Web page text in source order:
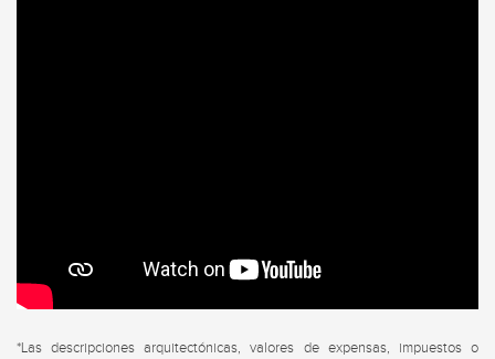
*Las descripciones arquitectónicas, valores de expensas, impuestos o